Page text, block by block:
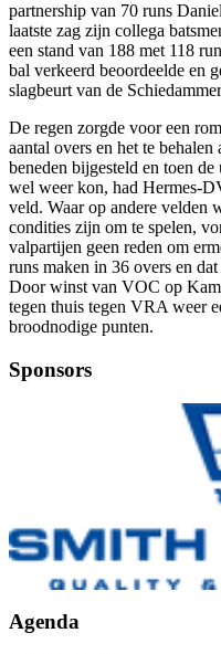
partnership van 70 runs
laatste zag zijn collega
een stand van 188 met 118
bal verkeerd beoordeelde en
slagbeurt van de
De regen zorgde voor een
aantal overs en het te
beneden bijgesteld en toen
wel weer kon, had Hermes-
veld. Waar op andere velden
condities zijn om te spelen,
valpartijen geen reden om
runs maken in 36 overs en
Door winst van VOC op
tegen thuis tegen VRA weer
broodnodige punten.
Sponsors
Agenda